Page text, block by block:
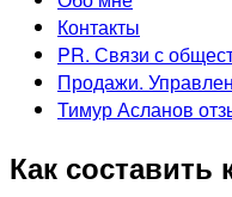
Контакты
PR. Связи с
Продажи.
Тимур Асланов
Как составить